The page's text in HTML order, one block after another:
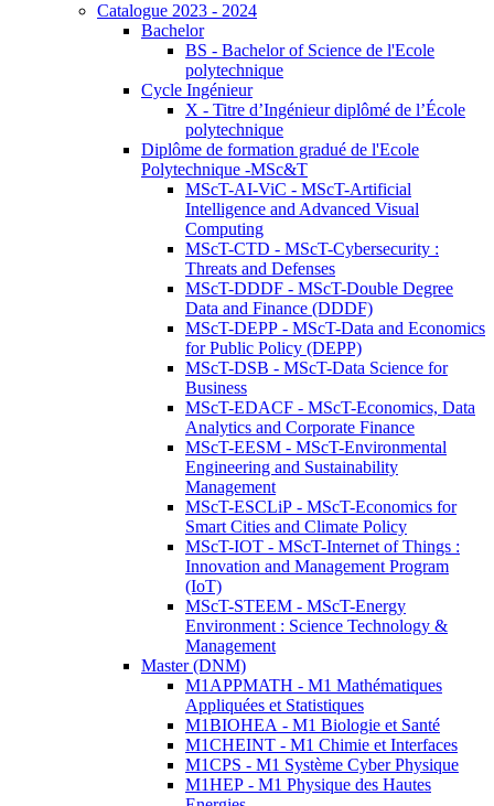
Catalogue 2023 - 2024
Bachelor
BS - Bachelor of Science de l'Ecole
polytechnique
Cycle Ingénieur
X - Titre d’Ingénieur diplômé de l’École
polytechnique
Diplôme de formation gradué de l'Ecole
Polytechnique -MSc&T
MScT-AI-ViC - MScT-Artificial
Intelligence and Advanced Visual
Computing
MScT-CTD - MScT-Cybersecurity :
Threats and Defenses
MScT-DDDF - MScT-Double Degree
Data and Finance (DDDF)
MScT-DEPP - MScT-Data and Economics
for Public Policy (DEPP)
MScT-DSB - MScT-Data Science for
Business
MScT-EDACF - MScT-Economics, Data
Analytics and Corporate Finance
MScT-EESM - MScT-Environmental
Engineering and Sustainability
Management
MScT-ESCLiP - MScT-Economics for
Smart Cities and Climate Policy
MScT-IOT - MScT-Internet of Things :
Innovation and Management Program
(IoT)
MScT-STEEM - MScT-Energy
Environment : Science Technology &
Management
Master (DNM)
M1APPMATH - M1 Mathématiques
Appliquées et Statistiques
M1BIOHEA - M1 Biologie et Santé
M1CHEINT - M1 Chimie et Interfaces
M1CPS - M1 Système Cyber Physique
M1HEP - M1 Physique des Hautes